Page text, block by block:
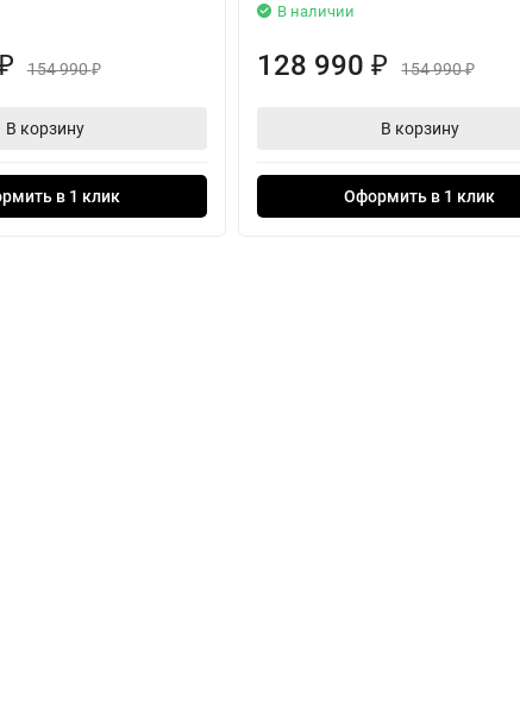
154 990₽
В корзину
в 1 клик
В наличии
128 990₽ 154 990₽
В корзину
Оформить в 1 клик